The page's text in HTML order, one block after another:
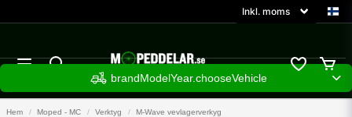
brandModelYear.chooseVehicle
Hem Moped - MC Verktyg M-Wave vevlagerverkyg